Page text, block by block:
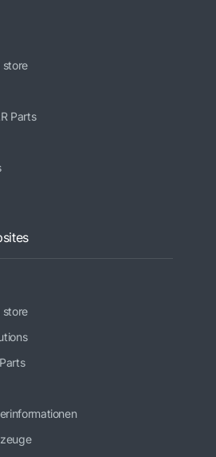
store
Parts
store